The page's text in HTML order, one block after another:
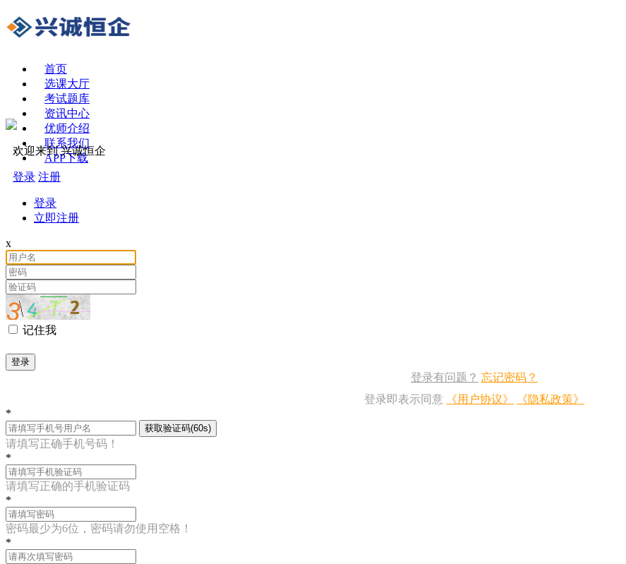
首页
选课大厅
考试题库
资讯中心
优师介绍
联系我们
APP下载
欢迎来到 兴诚恒企
登录 注册
登录
立即注册
x
记住我
登录
登录有问题？ 忘记密码？
登录即表示同意
《用户协议》
《隐私政策》
*
获取验证码(60s)
请填写正确手机号码！
*
请填写正确的手机验证码
*
密码最少为6位，密码请勿使用空格！
*